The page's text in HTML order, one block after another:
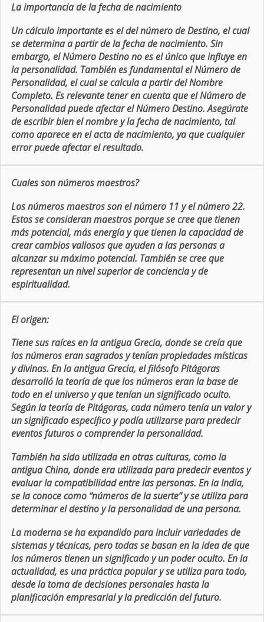
La importancia de la fecha de nacimiento
Un cálculo importante es el del número de Destino, el cual
se determina a partir de la fecha de nacimiento. Sin
embargo, el Número Destino no es el único que influye en
la personalidad. También es fundamental el Número de
Personalidad, el cual se calcula a partir del Nombre
Completo. Es relevante tener en cuenta que el Número de
Personalidad puede afectar el Número Destino. Asegúrate
de escribir bien el nombre y la fecha de nacimiento, tal
como aparece en el acta de nacimiento, ya que cualquier
error puede afectar el resultado.
Cuales son números maestros?
Los números maestros son el número 11 y el número 22.
Estos se consideran maestros porque se cree que tienen
más potencial, más energía y que tienen la capacidad de
crear cambios valiosos que ayuden a las personas a
alcanzar su máximo potencial. También se cree que
representan un nivel superior de conciencia y de
espiritualidad.
El origen:
Tiene sus raíces en la antigua Grecia, donde se creía que
los números eran sagrados y tenían propiedades místicas
y divinas. En la antigua Grecia, el filósofo Pitágoras
desarrolló la teoría de que los números eran la base de
todo en el universo y que tenían un significado oculto.
Según la teoría de Pitágoras, cada número tenía un valor y
un significado específico y podía utilizarse para predecir
eventos futuros o comprender la personalidad.
También ha sido utilizada en otras culturas, como la
antigua China, donde era utilizada para predecir eventos y
evaluar la compatibilidad entre las personas. En la India,
se la conoce como “números de la suerte” y se utiliza para
determinar el destino y la personalidad de una persona.
La moderna se ha expandido para incluir variedades de
sistemas y técnicas, pero todas se basan en la idea de que
los números tienen un significado y un poder oculto. En la
actualidad, es una práctica popular y se utiliza para todo,
desde la toma de decisiones personales hasta la
planificación empresarial y la predicción del futuro.